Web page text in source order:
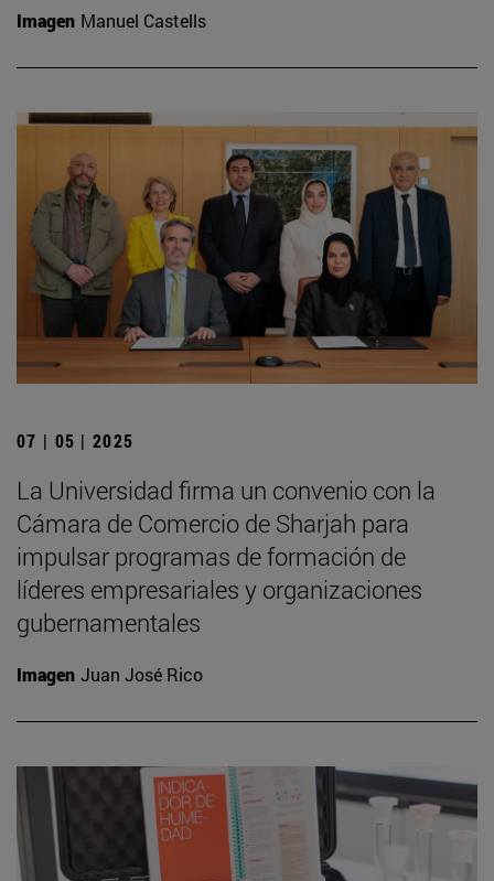
Imagen Manuel Castells
07 | 05 | 2025
La Universidad firma un convenio con la
Cámara de Comercio de Sharjah para
impulsar programas de formación de
líderes empresariales y organizaciones
gubernamentales
Imagen Juan José Rico